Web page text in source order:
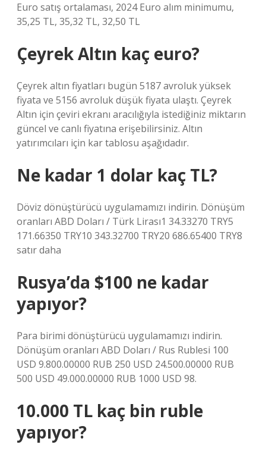
Euro satış ortalaması, 2024 Euro alım minimumu,
35,25 TL, 35,32 TL, 32,50 TL
Çeyrek Altın kaç euro?
Çeyrek altın fiyatları bugün 5187 avroluk yüksek
fiyata ve 5156 avroluk düşük fiyata ulaştı. Çeyrek
Altın için çeviri ekranı aracılığıyla istediğiniz miktarın
güncel ve canlı fiyatına erişebilirsiniz. Altın
yatırımcıları için kar tablosu aşağıdadır.
Ne kadar 1 dolar kaç TL?
Döviz dönüştürücü uygulamamızı indirin. Dönüşüm
oranları ABD Doları / Türk Lirası1 34.33270 TRY5
171.66350 TRY10 343.32700 TRY20 686.65400 TRY8
satır daha
Rusya’da $100 ne kadar
yapıyor?
Para birimi dönüştürücü uygulamamızı indirin.
Dönüşüm oranları ABD Doları / Rus Rublesi 100
USD 9.800.00000 RUB 250 USD 24.500.00000 RUB
500 USD 49.000.00000 RUB 1000 USD 98.
10.000 TL kaç bin ruble
yapıyor?